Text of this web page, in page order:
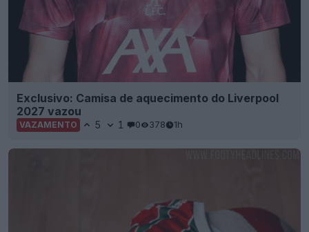
Exclusivo: Camisa de aquecimento do Liverpool
2027 vazou
VAZAMENTO 5 1 0 378 1h